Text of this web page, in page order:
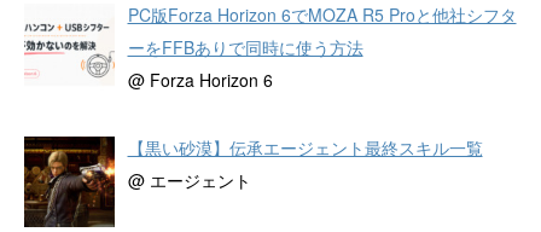
PC版Forza Horizon 6でMOZA R5 Proと他社シフタ
ーをFFBありで同時に使う方法
@ Forza Horizon 6
【黒い砂漠】伝承エージェント最終スキル一覧
@ エージェント